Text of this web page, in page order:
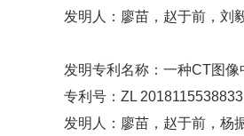
发明人：廖苗，赵于前，刘
发明专利名称：一种CT图
专利号：ZL 2018115538833
发明人：廖苗，赵于前，杨